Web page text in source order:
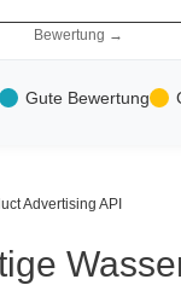
Bewertung →
Gute Bewertung
Advertising API